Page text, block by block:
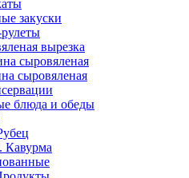
закуски
вырезка
сыровяленая
сыровяленая
блюда и обеды
Кавурма